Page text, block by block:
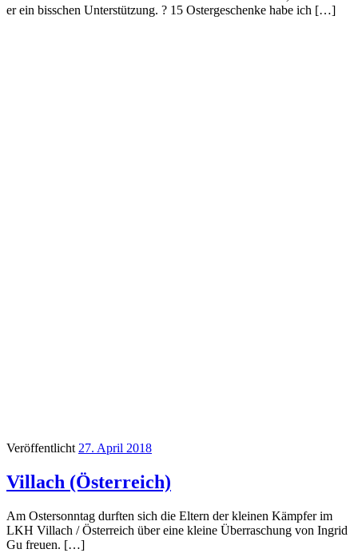
er ein bisschen Unterstützung. ? 15 Ostergeschenke habe ich […]
Veröffentlicht27. April 2018
Villach (Österreich)
Am Ostersonntag durften sich die Eltern der kleinen Kämpfer im
LKH Villach / Österreich über eine kleine Überraschung von Ingrid
Gu freuen. […]